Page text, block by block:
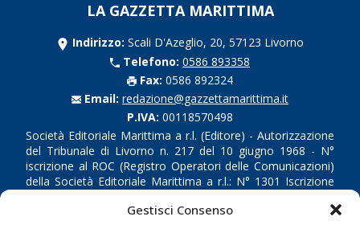
Gestisci Consenso
LA GAZZETTA MARITTIMA
Indirizzo: Scali D'Azeglio, 20, 57123 Livorno
Telefono: 0586 893358
Fax: 0586 892324
Email: redazione@gazzettamarittima.it
P.IVA: 00118570498
Società Editoriale Marittima a r.l. (Editore) - Autorizzazione
del Tribunale di Livorno n. 217 del 10 giugno 1968 - N°
iscrizione al ROC (Registro Operatori delle Comunicazioni)
della Società Editoriale Marittima a r.l.: N° 1301 Iscrizione
di Livorno del 15/09/2010.